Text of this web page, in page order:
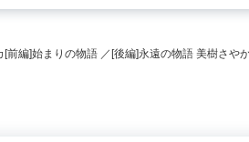
編]始まりの物語 ／[後編]永遠の物語 美樹さや